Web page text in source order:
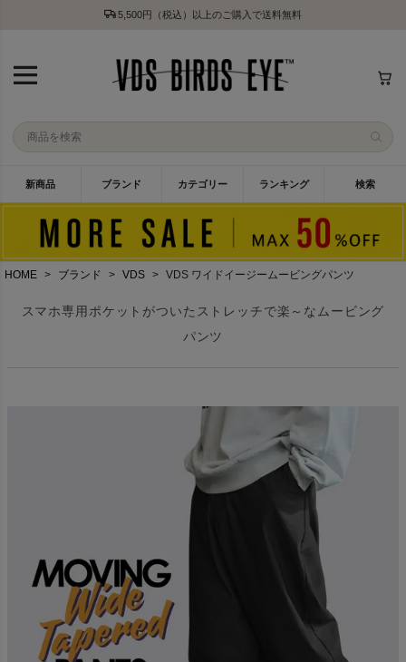
5,500円（税込）以上のご購入で送料無料
新商品 ブランド カテゴリー ランキング 検索
HOME ブランド VDS VDS ワイドイージームービングパンツ
スマホ専用ポケットがついたストレッチで楽～なムービング
パンツ